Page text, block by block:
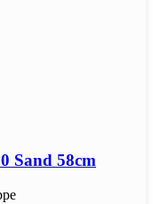
Sand 58cm